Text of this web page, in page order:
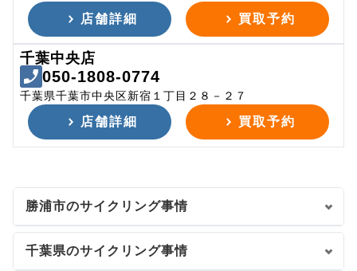
店舗詳細 買取予約
千葉中央店
050-1808-0774
千葉県千葉市中央区新宿１丁目２８－２７
店舗詳細 買取予約
勝浦市のサイクリング事情
千葉県のサイクリング事情